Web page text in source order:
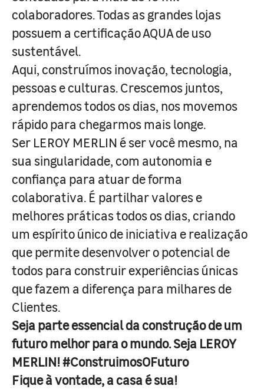
colaboradores. Todas as grandes lojas
possuem a certificação AQUA de uso
sustentável.
Aqui, construímos inovação, tecnologia,
pessoas e culturas. Crescemos juntos,
aprendemos todos os dias, nos movemos
rápido para chegarmos mais longe.
Ser LEROY MERLIN é ser você mesmo, na
sua singularidade, com autonomia e
confiança para atuar de forma
colaborativa. É partilhar valores e
melhores práticas todos os dias, criando
um espírito único de iniciativa e realização
que permite desenvolver o potencial de
todos para construir experiências únicas
que fazem a diferença para milhares de
Clientes.
Seja parte essencial da construção de um
futuro melhor para o mundo. Seja LEROY
MERLIN! #ConstruimosOFuturo
Fique à vontade, a casa é sua!